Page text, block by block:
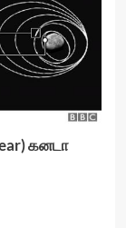
கனடா